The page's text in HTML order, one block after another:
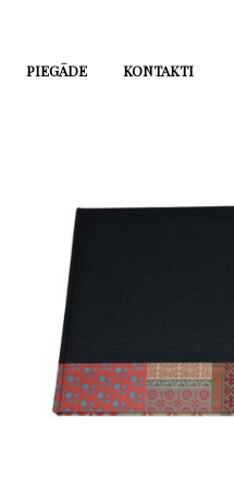
PIEGĀDE KONTAKTI